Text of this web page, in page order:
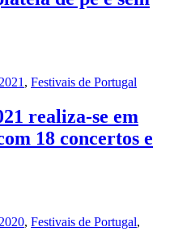
, Festivais de Portugal
realiza-se em
18 concertos e
, Festivais de Portugal,